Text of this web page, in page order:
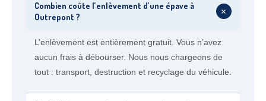
Combien coûte l’enlèvement d’une épave à
Outrepont ?
+
L’enlèvement est entièrement gratuit. Vous n’avez
aucun frais à débourser. Nous nous chargeons de
tout : transport, destruction et recyclage du véhicule.